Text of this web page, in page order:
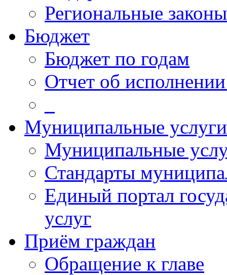
Региональные законы
Бюджет
Бюджет по годам
Отчет об
Муниципальные услуги
Муниципальные
Стандарты
Единый портал
услуг
Приём граждан
Обращение к главе